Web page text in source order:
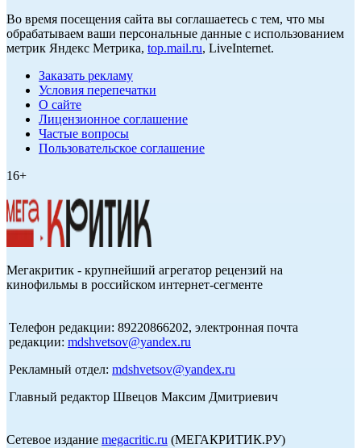
Во время посещения сайта вы соглашаетесь с тем, что мы
обрабатываем ваши персональные данные с использованием
метрик Яндекс Метрика, top.mail.ru, LiveInternet.
Заказать рекламу
Условия перепечатки
О сайте
Лицензионное соглашение
Частые вопросы
Пользовательское соглашение
16+
Мегакритик - крупнейший агрегатор рецензий на
кинофильмы в российском интернет-сегменте
Телефон редакции: 89220866202, электронная почта
редакции: mdshvetsov@yandex.ru
Рекламный отдел: mdshvetsov@yandex.ru
Главный редактор Швецов Максим Дмитриевич
Сетевое издание megacritic.ru (МЕГАКРИТИК.РУ)